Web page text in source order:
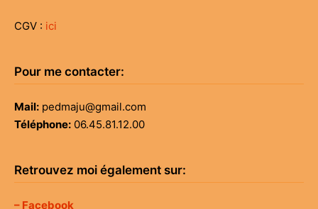
CGV : ici
Pour me contacter:
Mail: pedmaju@gmail.com
Téléphone: 06.45.81.12.00
Retrouvez moi également sur:
– Facebook